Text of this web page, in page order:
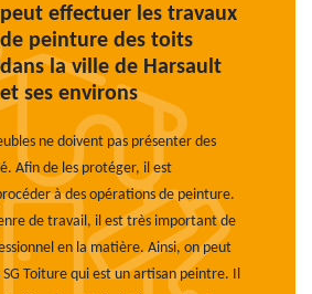
peut effectuer les travaux
de peinture des toits
dans la ville de Harsault
et ses environs
ne doivent pas présenter des
Afin de les protéger, il est
à des opérations de peinture.
de travail, il est très important de
en la matière. Ainsi, on peut
Toiture qui est un artisan peintre. Il